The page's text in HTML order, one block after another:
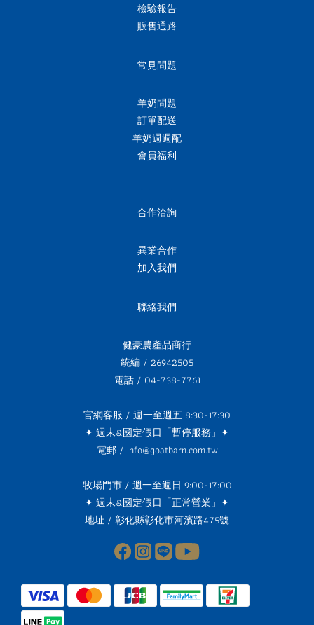
檢驗報告
販售通路
常見問題
羊奶問題
訂單配送
羊奶週週配
會員福利
合作洽詢
異業合作
加入我們
聯絡我們
健豪農產品商行
統編 / 26942505
電話 / 04-738-7761
官網客服 / 週一至週五 8:30-17:30
✦ 週末&國定假日「暫停服務」✦
電郵 / info@goatbarn.com.tw
牧場門市 / 週一至週日 9:00-17:00
✦ 週末&國定假日「正常營業」✦
地址 / 彰化縣彰化市河濱路475號